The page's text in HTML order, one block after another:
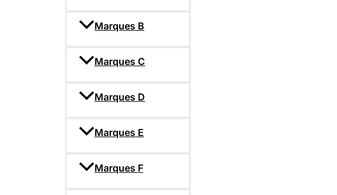
Marques B
Marques C
Marques D
Marques E
Marques F